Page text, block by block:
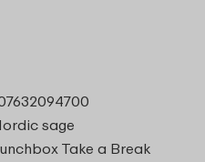
sage
Take a Break